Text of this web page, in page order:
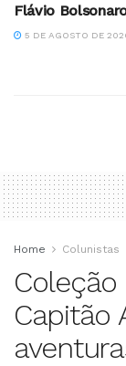
Flávio
5 DE AGOSTO DE
Home Colunistas
Coleção
Capitão